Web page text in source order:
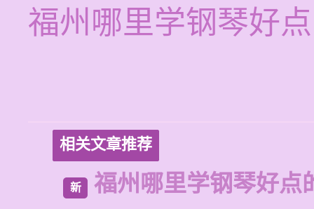
福州哪里学钢琴好
相关文章推荐
新 福州哪里学钢琴好点